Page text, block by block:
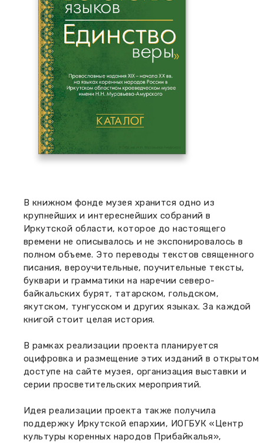
В книжном фонде музея хранится одно из
крупнейших и интереснейших собраний в
Иркутской области, которое до настоящего
времени не описывалось и не экспонировалось в
полном объеме. Это переводы текстов священного
писания, вероучительные, поучительные тексты,
буквари и грамматики на наречии северо-
байкальских бурят, татарском, гольдском,
якутском, тунгусском и других языках. За каждой
книгой стоит целая история.
В рамках реализации проекта планируется
оцифровка и размещение этих изданий в открытом
доступе на сайте музея, организация выставки и
серии просветительских мероприятий.
Идея реализации проекта также получила
поддержку Иркутской епархии, ИОГБУК «Центр
культуры коренных народов Прибайкалья»,